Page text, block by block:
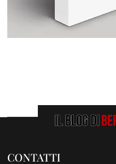
CONTATTI